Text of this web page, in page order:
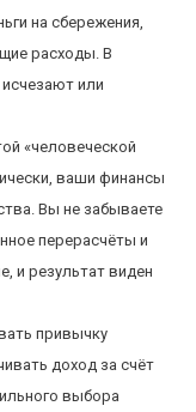
на сбережения,
расходы. В
исчезают или
«человеческой
ваши финансы
Вы не забываете
перерасчёты и
и результат виден
привычку
доход за счёт
выбора